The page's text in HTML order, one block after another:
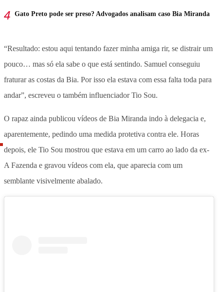
Gato Preto pode ser preso? Advogados analisam caso Bia Miranda
“Resultado: estou aqui tentando fazer minha amiga rir, se distrair um
pouco… mas só ela sabe o que está sentindo. Samuel conseguiu
fraturar as costas da Bia. Por isso ela estava com essa falta toda para
andar”, escreveu o também influenciador Tio Sou.
O rapaz ainda publicou vídeos de Bia Miranda indo à delegacia e,
aparentemente, pedindo uma medida protetiva contra ele. Horas
depois, ele Tio Sou mostrou que estava em um carro ao lado da ex-
A Fazenda e gravou vídeos com ela, que aparecia com um
semblante visivelmente abalado.